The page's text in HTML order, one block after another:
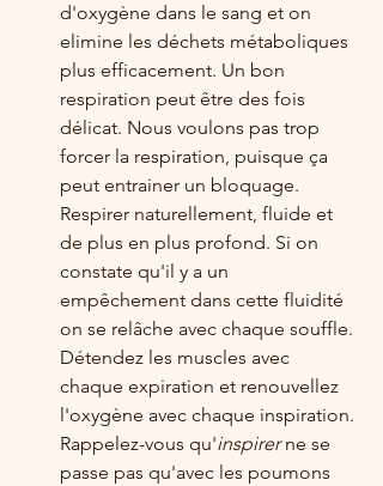
d'oxygène dans le sang et on
elimine les déchets métaboliques
plus efficacement. Un bon
respiration peut être des fois
délicat. Nous voulons pas trop
forcer la respiration, puisque ça
peut entrainer un bloquage.
Respirer naturellement, fluide et
de plus en plus profond. Si on
constate qu'il y a un
empêchement dans cette fluidité
on se relâche avec chaque souffle.
Détendez les muscles avec
chaque expiration et renouvellez
l'oxygène avec chaque inspiration.
Rappelez-vous qu'inspirer ne se
passe pas qu'avec les poumons